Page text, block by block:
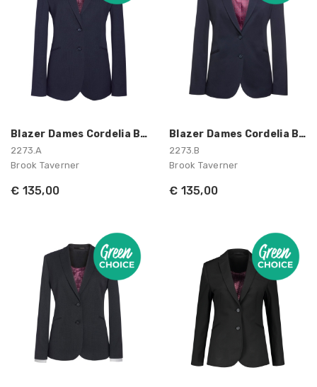
Blazer Dames Cordelia Brook Taverner
2273.A
Brook Taverner
€ 135,00
Blazer Dames Cordelia Brook Taverner
2273.B
Brook Taverner
€ 135,00